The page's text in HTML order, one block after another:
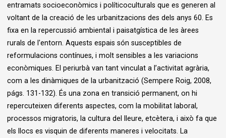
entramats socioeconòmics i políticoculturals que es generen al
voltant de la creació de les urbanitzacions des dels anys 60. Es
fixa en la repercussió ambiental i paisatgística de les àrees
rurals de l'entorn. Aquests espais són susceptibles de
reformulacions contínues, i molt sensibles a les variacions
econòmiques. El periurbà van tant vinculat a l’activitat agrària,
com a les dinàmiques de la urbanització (Sempere Roig, 2008,
págs. 131-132). És una zona en transició permanent, on hi
repercuteixen diferents aspectes, com la mobilitat laboral,
processos migratoris, la cultura del lleure, etcètera, i això fa que
els llocs es visquin de diferents maneres i velocitats. La